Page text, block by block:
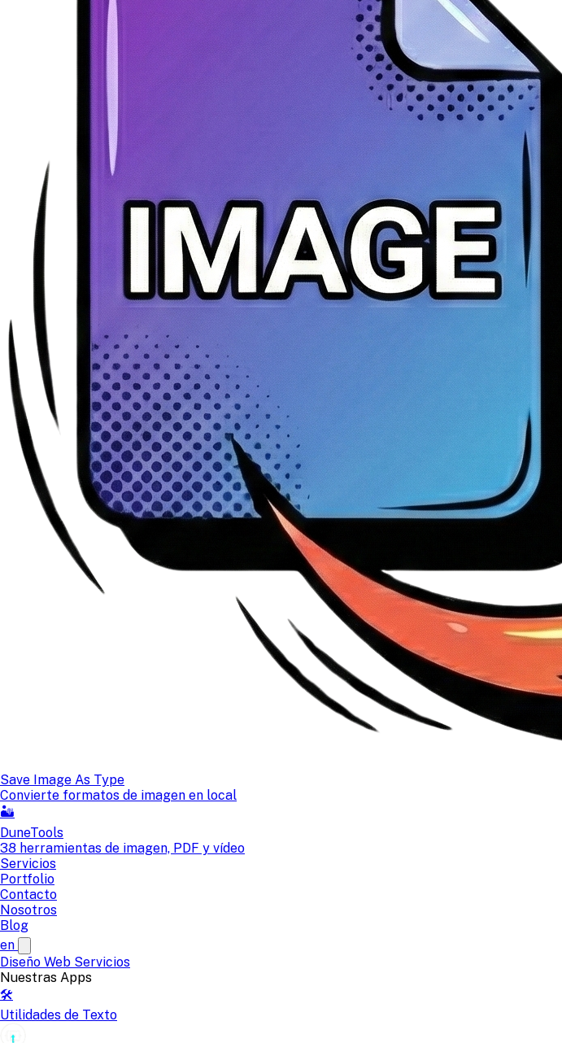
Save Image As Type
Convierte formatos de imagen en local
🏜️
DuneTools
38 herramientas de imagen, PDF y vídeo
Servicios
Portfolio
Contacto
Nosotros
Blog
en
Diseño Web Servicios
Nuestras Apps
🛠️
Utilidades de Texto